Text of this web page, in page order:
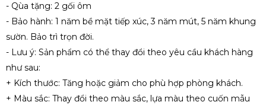
- Qùa tặng: 2 gối ôm
- Bảo hành: 1 năm bề mặt tiếp xúc, 3 năm mút, 5 năm khung
sườn. Bảo trì trọn đời.
- Lưu ý: Sản phẩm có thể thay đổi theo yêu cầu khách hàng
như sau:
+ Kích thước: Tăng hoặc giảm cho phù hợp phòng khách.
+ Màu sắc: Thay đổi theo màu sắc, lựa màu theo cuốn mẫu